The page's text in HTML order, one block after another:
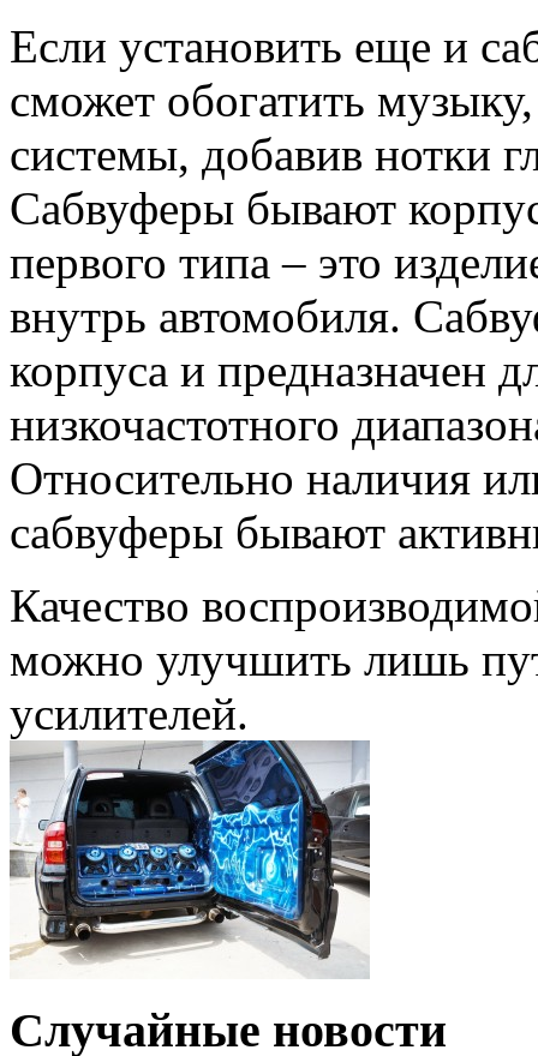
Если установить еще и
сможет обогатить
системы, добавив нотки
Сабвуферы бывают
первого типа – это
внутрь автомобиля.
корпуса и предназначен
низкочастотного
Относительно наличия
сабвуферы бывают
Качество
можно улучшить лишь
усилителей.
Случайные новости